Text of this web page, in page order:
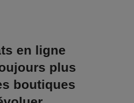
en ligne
plus
boutiques